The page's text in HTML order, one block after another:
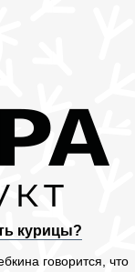
курицы?
говорится, что